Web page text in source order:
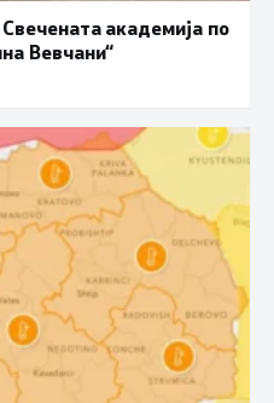
академија по
Вевчани“